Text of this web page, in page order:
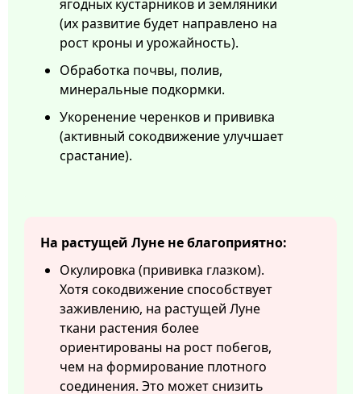
ягодных кустарников и земляники
(их развитие будет направлено на
рост кроны и урожайность).
Обработка почвы, полив,
минеральные подкормки.
Укоренение черенков и прививка
(активный сокодвижение улучшает
срастание).
На растущей Луне не благоприятно:
Окулировка (прививка глазком).
Хотя сокодвижение способствует
заживлению, на растущей Луне
ткани растения более
ориентированы на рост побегов,
чем на формирование плотного
соединения. Это может снизить